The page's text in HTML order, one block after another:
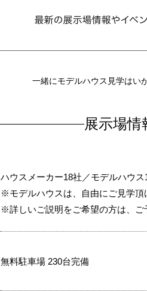
一緒にモデルハウス見学はい
展示場情
ハウスメーカー18社／モデルハウス
※モデルハウスは、自由にご見学頂
※詳しいご説明をご希望の方は、ご
無料駐車場 230台完備